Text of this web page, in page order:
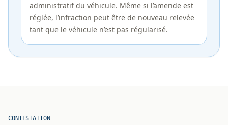
administratif du véhicule. Même si l’amende est
réglée, l’infraction peut être de nouveau relevée
tant que le véhicule n’est pas régularisé.
CONTESTATION